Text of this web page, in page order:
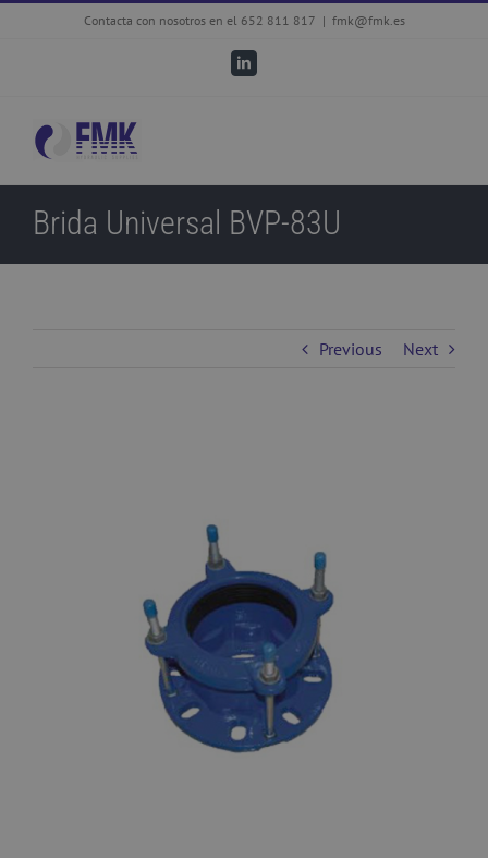
Contacta con nosotros en el 652 811 817 | fmk@fmk.es
LinkedIn
Brida Universal BVP-83U
Previous Next